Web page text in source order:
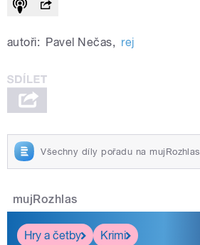
autoři: Pavel Nečas, rej
Všechny díly pořadu na mujRozhlas
mujRozhlas
Hry a četby
Krimi